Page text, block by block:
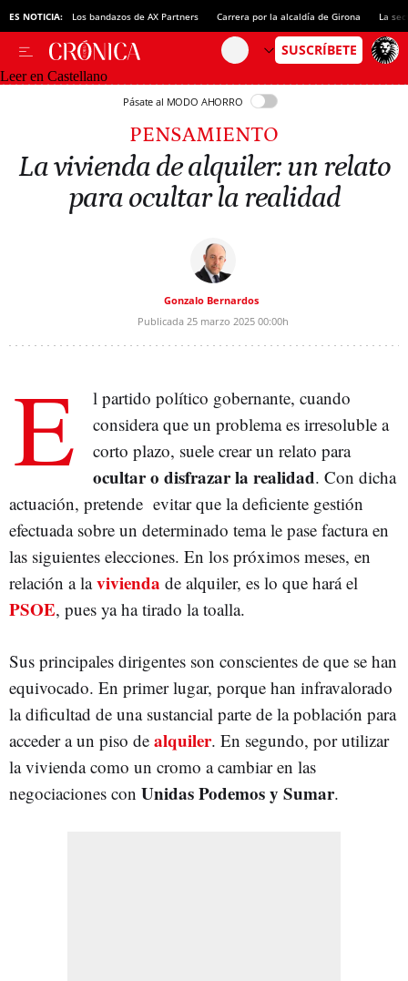
ES NOTICIA: Los bandazos de AX Partners Carrera por la alcaldía de Girona La
Leer en Castellano
Pásate al MODO AHORRO
PENSAMIENTO
La vivienda de alquiler: un relato
para ocultar la realidad
Gonzalo Bernardos
Publicada 25 marzo 2025 00:00h
E
l partido político gobernante, cuando
considera que un problema es irresoluble a
corto plazo, suele crear un relato para
ocultar o disfrazar la realidad. Con dicha
actuación, pretende evitar que la deficiente gestión
efectuada sobre un determinado tema le pase factura en
las siguientes elecciones. En los próximos meses, en
relación a lavivienda de alquiler, es lo que hará el
PSOE, pues ya ha tirado la toalla.
Sus principales dirigentes son conscientes de que se han
equivocado. En primer lugar, porque han infravalorado
la dificultad de una sustancial parte de la población para
acceder a un piso de alquiler. En segundo, por utilizar
la vivienda como un cromo a cambiar en las
negociaciones con Unidas Podemos y Sumar.